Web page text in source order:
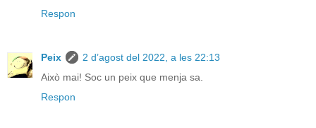
Respon
Peix
2 d’agost del 2022, a les 22:13
Això mai! Soc un peix que menja sa.
Respon